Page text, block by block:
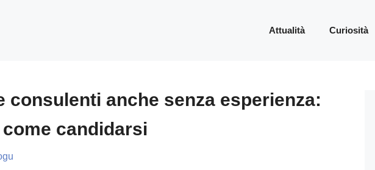
Attualità Curiosità
consulenti anche senza esperienza:
candidarsi